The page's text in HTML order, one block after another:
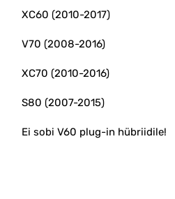
XC60 (2010-2017)
V70 (2008-2016)
XC70 (2010-2016)
S80 (2007-2015)
Ei sobi V60 plug-in hübriidile!